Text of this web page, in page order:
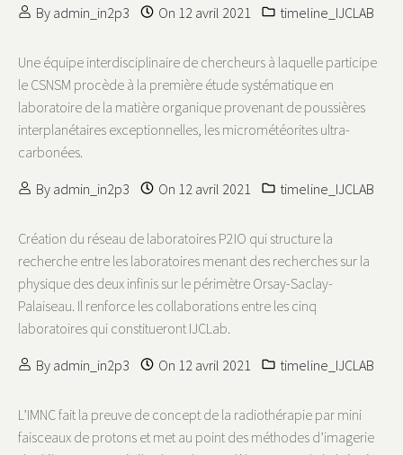
By admin_in2p3 On 12 avril 2021 timeline_IJCLAB
Une équipe interdisciplinaire de chercheurs à laquelle participe
le CSNSM procède à la première étude systématique en
laboratoire de la matière organique provenant de poussières
interplanétaires exceptionnelles, les micrométéorites ultra-
carbonées.
By admin_in2p3 On 12 avril 2021 timeline_IJCLAB
Création du réseau de laboratoires P2IO qui structure la
recherche entre les laboratoires menant des recherches sur la
physique des deux infinis sur le périmètre Orsay-Saclay-
Palaiseau. Il renforce les collaborations entre les cinq
laboratoires qui constitueront IJCLab.
By admin_in2p3 On 12 avril 2021 timeline_IJCLAB
L’IMNC fait la preuve de concept de la radiothérapie par mini
faisceaux de protons et met au point des méthodes d’imagerie